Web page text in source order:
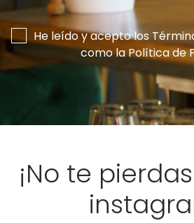
*
He leído y acepto los
como laPolítica de
¡No te